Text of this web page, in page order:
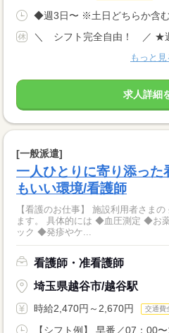
◆週3日〜 ※土日どちらか含む
＼ シフト完全自由！ ／ ★週
もっと見
求人詳細
[一般派遣]
一人ひとりに寄り添った
もいい環境/看護師
【看護のお仕事】 施設利用者さま
ます。 具体的には ◆血圧測定 ◆お薬の管理や準備 ◆バイタルチェ
ック ◆発疹やケ...
看護師・准看護師
埼玉県越谷市/越谷駅
時給2,470円～2,670円 交通費
【シフト例】 早番／07：00